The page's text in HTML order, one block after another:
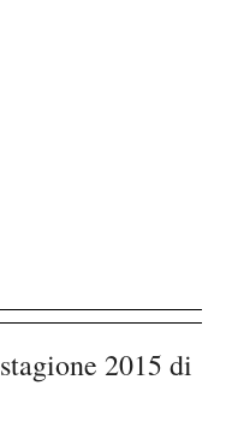
2015 di